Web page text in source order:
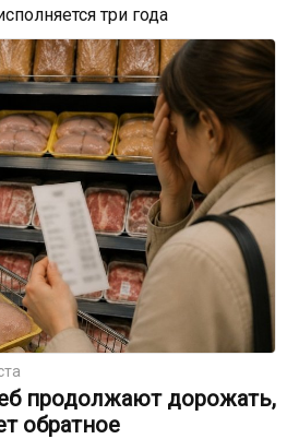
три года
продолжают дорожать,
обратное